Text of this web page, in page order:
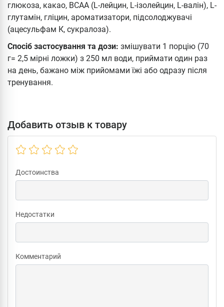
глюкоза, какао, BCAA (L-лейцин, L-ізолейцин, L-валін), L-
глутамін, гліцин, ароматизатори, підсолоджувачі
(ацесульфам К, сукралоза).
Спосіб застосування та дози: змішувати 1 порцію (70
г= 2,5 мірні ложки) з 250 мл води, приймати один раз
на день, бажано між прийомами їжі або одразу після
тренування.
Добавить отзыв к товару
Достоинства
Недостатки
Комментарий